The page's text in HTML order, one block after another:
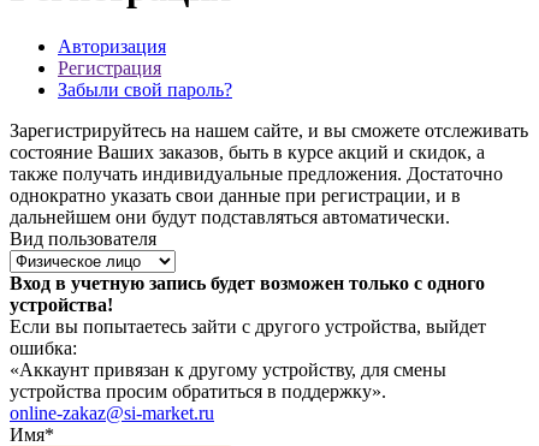
Авторизация
Регистрация
Забыли свой пароль?
Зарегистрируйтесь на нашем сайте, и вы сможете отслеживать
состояние Ваших заказов, быть в курсе акций и скидок, а
также получать индивидуальные предложения. Достаточно
однократно указать свои данные при регистрации, и в
дальнейшем они будут подставляться автоматически.
Вид пользователя
Вход в учетную запись будет возможен только с одного
устройства!
Если вы попытаетесь зайти с другого устройства, выйдет
ошибка:
«Аккаунт привязан к другому устройству, для смены
устройства просим обратиться в поддержку».
online-zakaz@si-market.ru
Имя*